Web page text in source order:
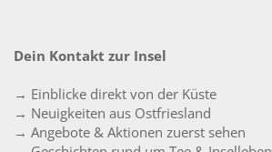
Dein Kontakt zur Insel
→ Einblicke direkt von der Küste
→ Neuigkeiten aus Ostfriesland
→ Angebote & Aktionen zuerst sehen